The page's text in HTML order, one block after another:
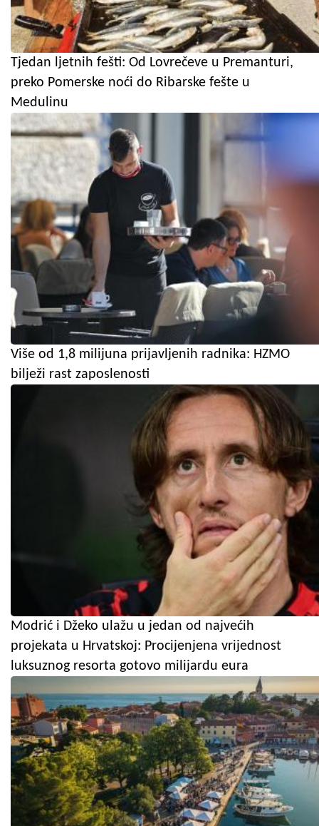
Tjedan ljetnih fešti: Od Lovrečeve u Premanturi,
preko Pomerske noći do Ribarske fešte u
Medulinu
Više od 1,8 milijuna prijavljenih radnika: HZMO
bilježi rast zaposlenosti
Modrić i Džeko ulažu u jedan od najvećih
projekata u Hrvatskoj: Procijenjena vrijednost
luksuznog resorta gotovo milijardu eura